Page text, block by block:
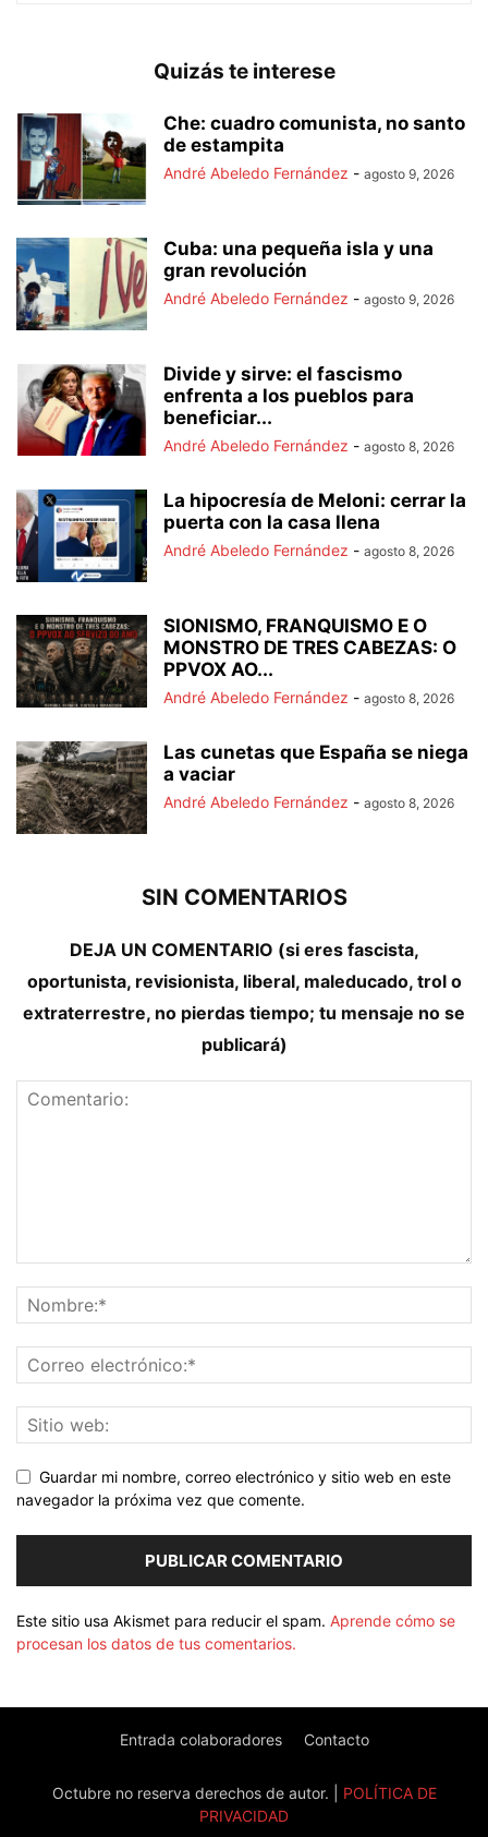
Quizás te interese
Che: cuadro comunista, no santo
de estampita
André Abeledo Fernández - agosto 9, 2026
Cuba: una pequeña isla y una
gran revolución
André Abeledo Fernández - agosto 9, 2026
Divide y sirve: el fascismo
enfrenta a los pueblos para
beneficiar...
André Abeledo Fernández - agosto 8, 2026
La hipocresía de Meloni: cerrar la
puerta con la casa llena
André Abeledo Fernández - agosto 8, 2026
SIONISMO, FRANQUISMO E O
MONSTRO DE TRES CABEZAS: O
PPVOX AO...
André Abeledo Fernández - agosto 8, 2026
Las cunetas que España se niega
a vaciar
André Abeledo Fernández - agosto 8, 2026
SIN COMENTARIOS
DEJA UN COMENTARIO (si eres fascista,
oportunista, revisionista, liberal, maleducado, trol o
extraterrestre, no pierdas tiempo; tu mensaje no se
publicará)
Guardar mi nombre, correo electrónico y sitio web en este
navegador la próxima vez que comente.
Este sitio usa Akismet para reducir el spam. Aprende cómo se
procesan los datos de tus comentarios.
Entrada colaboradores Contacto
Octubre no reserva derechos de autor. | POLÍTICA DE
PRIVACIDAD